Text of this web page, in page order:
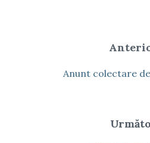
Anunt colectare